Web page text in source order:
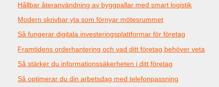
Hållbar återanvändning av byggpallar med smart logistik
Modern skrivbar yta som förnyar mötesrummet
Så fungerar digitala investeringsplattformar för företag
Framtidens orderhantering och vad ditt företag behöver veta
Så stärker du informationssäkerheten i ditt företag
Så optimerar du din arbetsdag med telefonpassning